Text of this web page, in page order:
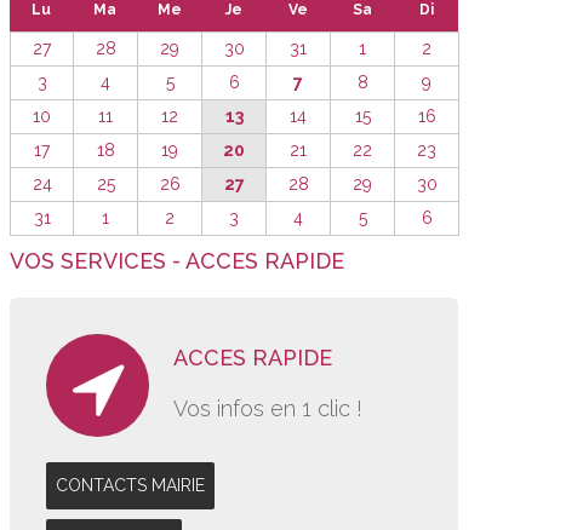
Lu Ma Me Je Ve Sa Di
27 28 29 30 31 1
2
3
4 5 6 7 8
9
10
11 12 13 14 15
16
17
18 19 20 21 22
23
24
25 26 27 28 29
30
31
1 2 3 4 5 6
VOS SERVICES - ACCES RAPIDE
ACCES RAPIDE
Vos infos en 1 clic !
CONTACTS MAIRIE